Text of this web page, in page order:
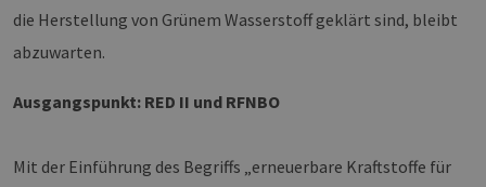
die Herstellung von Grünem Wasserstoff geklärt sind, bleibt
abzuwarten.
Ausgangspunkt: RED II und RFNBO
Mit der Einführung des Begriffs „erneuerbare Kraftstoffe für